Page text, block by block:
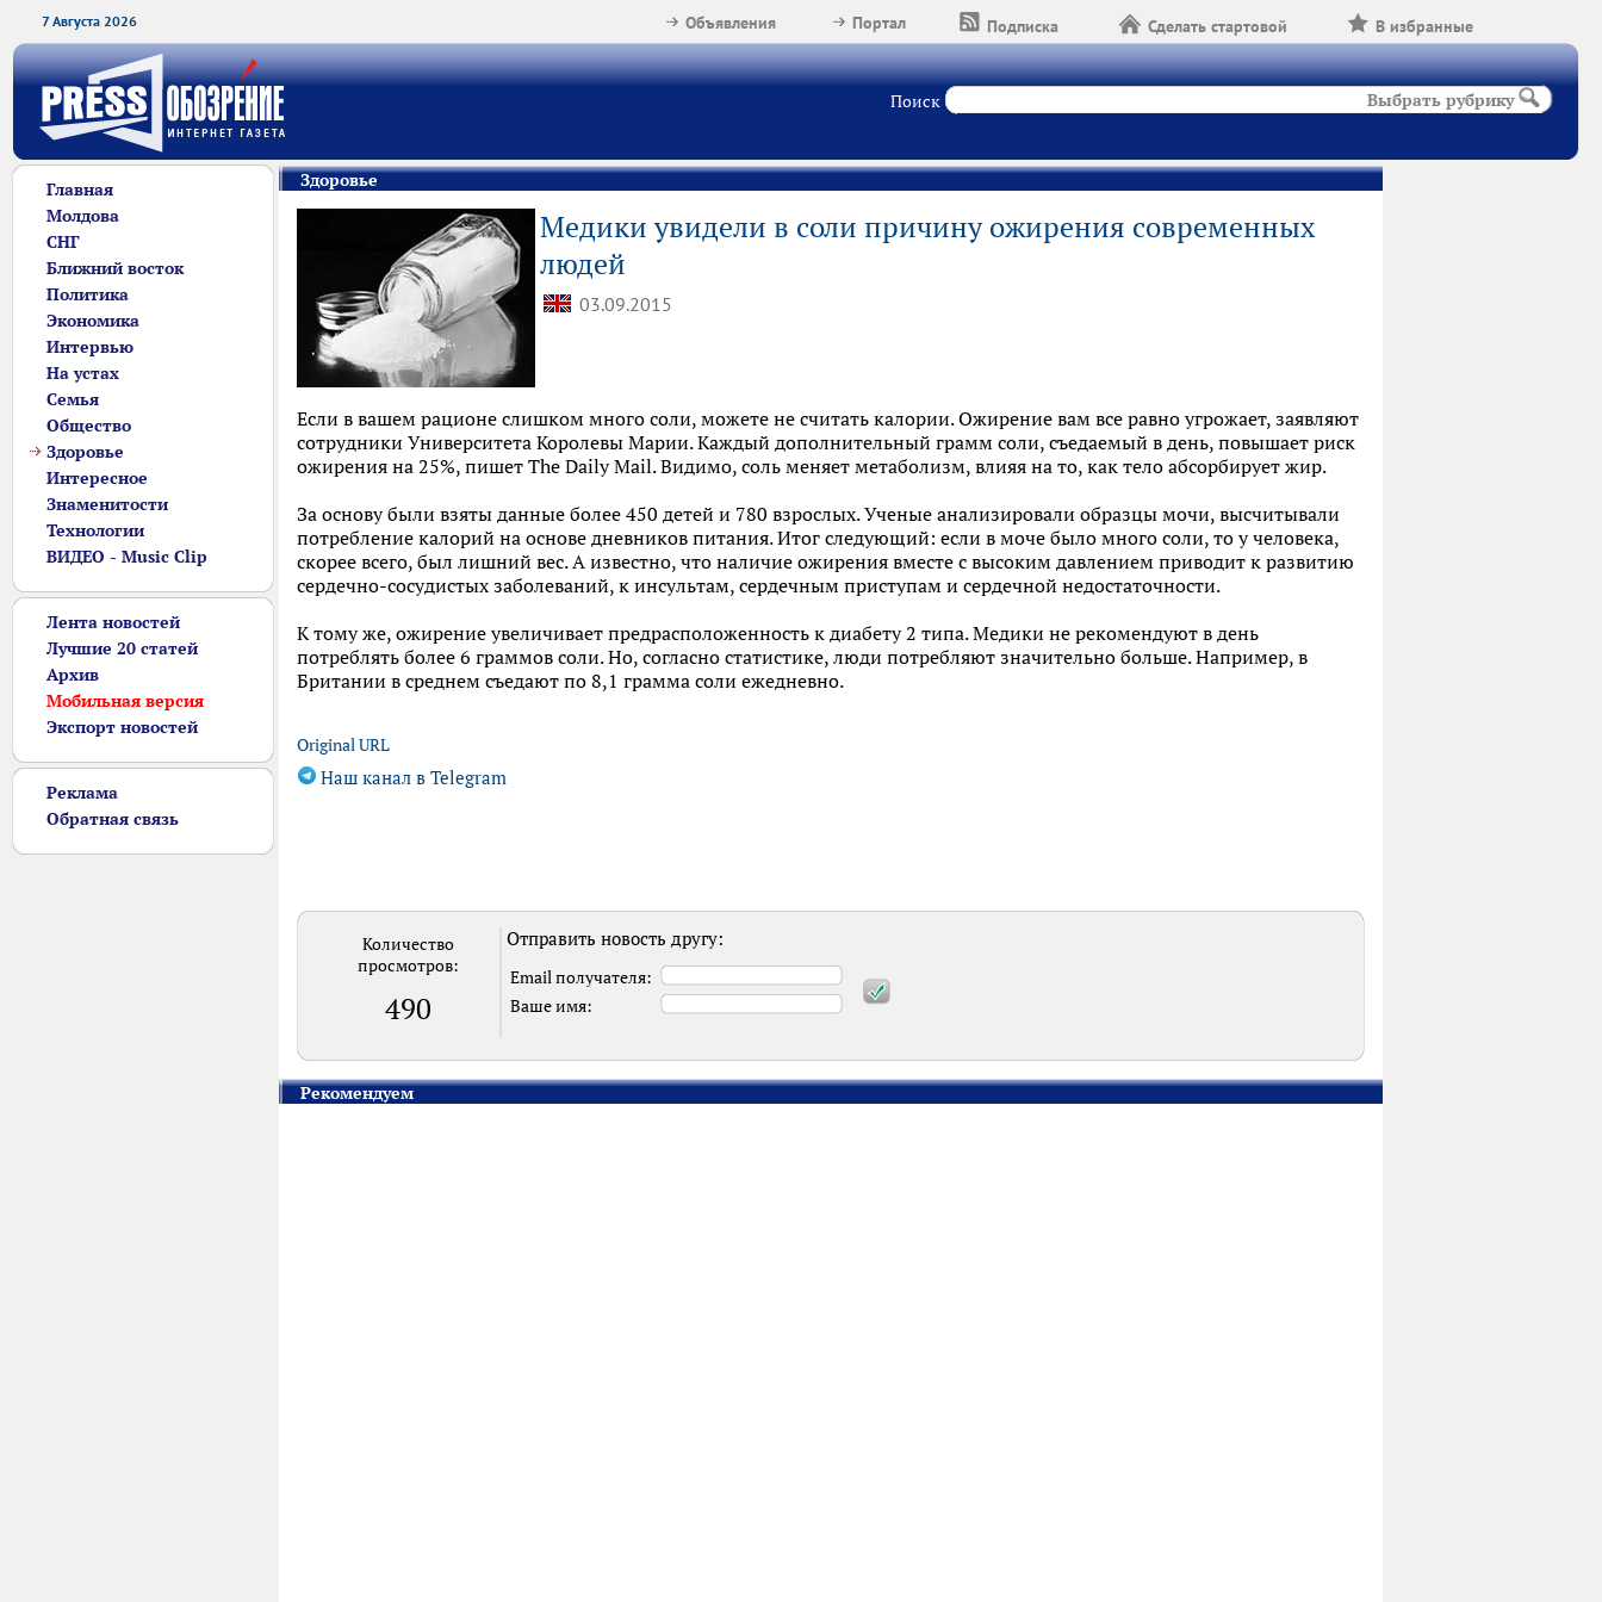
7 Августа 2026 В избранные
Сделать стартовой
Подписка
Портал
Объявления
Поиск Выбрать рубрику
Главная
Молдова
СНГ
Ближний восток
Политика
Экономика
Интервью
На устах
Семья
Общество
Здоровье
Интересное
Знаменитости
Технологии
ВИДЕО - Music Clip
Лента новостей
Лучшие 20 статей
Архив
Мобильная версия
Экспорт новостей
Реклама
Обратная связь
Здоровье
Медики увидели в соли причину ожирения современных
людей
03.09.2015
Если в вашем рационе слишком много соли, можете не считать калории. Ожирение вам все равно угрожает, заявляют
сотрудники Университета Королевы Марии. Каждый дополнительный грамм соли, съедаемый в день, повышает риск
ожирения на 25%, пишет The Daily Mail. Видимо, соль меняет метаболизм, влияя на то, как тело абсорбирует жир.
За основу были взяты данные более 450 детей и 780 взрослых. Ученые анализировали образцы мочи, высчитывали
потребление калорий на основе дневников питания. Итог следующий: если в моче было много соли, то у человека,
скорее всего, был лишний вес. А известно, что наличие ожирения вместе с высоким давлением приводит к развитию
сердечно-сосудистых заболеваний, к инсультам, сердечным приступам и сердечной недостаточности.
К тому же, ожирение увеличивает предрасположенность к диабету 2 типа. Медики не рекомендуют в день
потреблять более 6 граммов соли. Но, согласно статистике, люди потребляют значительно больше. Например, в
Британии в среднем съедают по 8,1 грамма соли ежедневно.
Original URL
Наш канал в Telegram
Количество
просмотров:
490
Отправить новость другу:
Email получателя:
Ваше имя:
Рекомендуем